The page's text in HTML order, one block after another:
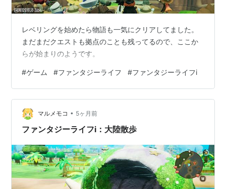
レベリングを始めたら物語も一気にクリアしてました。
まだまだクエストも拠点のことも残ってるので、ここか
らが始まりのようです。
#ゲーム #ファンタジーライフ #ファンタジーライフi
マルメモコ • 5ヶ月前
ファンタジーライフi：大陸散歩